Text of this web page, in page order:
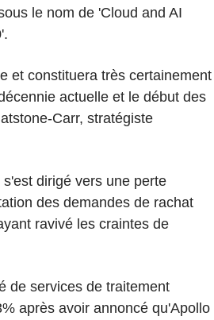
le nom de 'Cloud and AI
et constituera très certainement
actuelle et le début des
Carr, stratégiste
dirigé vers une perte
des demandes de rachat
ravivé les craintes de
de services de traitement
après avoir annoncé qu'Apollo